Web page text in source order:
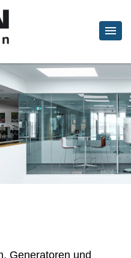
Generatoren und